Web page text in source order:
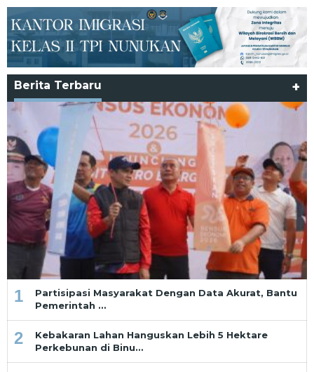
Berita Terbaru +
1
Partisipasi Masyarakat Dengan Data Akurat, Bantu
Pemerintah …
2
Kebakaran Lahan Hanguskan Lebih 5 Hektare
Perkebunan di Binu…